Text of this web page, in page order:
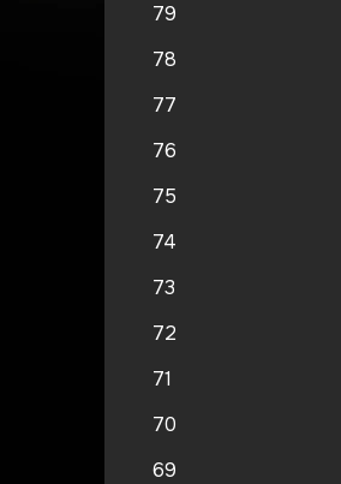
79
78
77
76
75
74
73
72
71
70
69